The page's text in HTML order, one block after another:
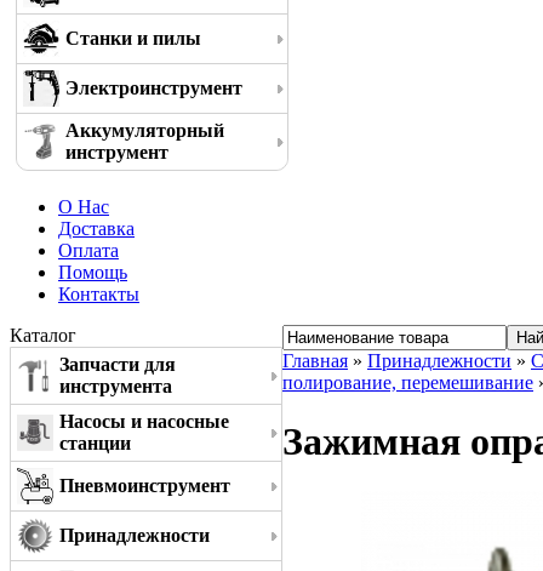
Станки и пилы
Электроинструмент
Аккумуляторный
инструмент
О Нас
Доставка
Оплата
Помощь
Контакты
Каталог
Запчасти для
инструмента
Насосы и насосные
станции
Пневмоинструмент
Принадлежности
Главная » Принадлежности »
полирование, перемешивание
Зажимная